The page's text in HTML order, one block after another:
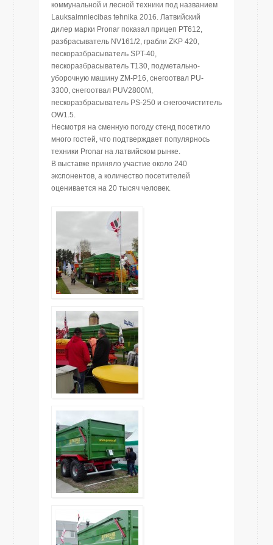
коммунальной и лесной техники под названием
Lauksaimniecibas tehnika 2016. Латвийский
дилер марки Pronar показал прицеп PT612,
разбрасыватель NV161/2, грабли ZKP 420,
пескоразбрасыватель SPT-40,
пескоразбрасыватель T130, подметально-
уборочную машину ZM-P16, снегоотвал PU-
3300, снегоотвал PUV2800M,
пескоразбрасыватель PS-250 и снегоочиститель
OW1.5.
Несмотря на cменную погоду стенд посетило
много гостей, что подтверждает популярнось
техники Pronar на латвийском рынке.
В выставке приняло участие около 240
экспонентов, а количество посетителей
оценивается на 20 тысяч человек.